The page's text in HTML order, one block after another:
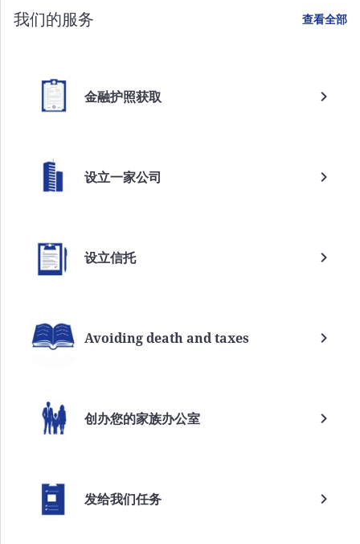
我们的服务 查看全部
金融护照获取
设立一家公司
设立信托
Avoiding death and taxes
创办您的家族办公室
发给我们任务